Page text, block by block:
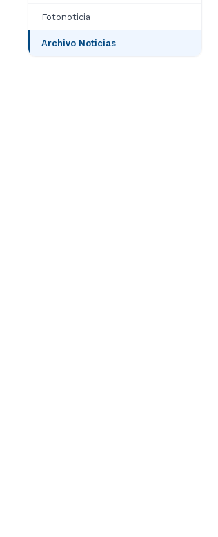
Fotonoticia
Archivo Noticias